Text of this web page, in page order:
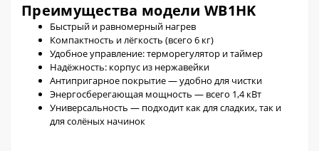
Преимущества модели WB1HK
Быстрый и равномерный нагрев
Компактность и лёгкость (всего 6 кг)
Удобное управление: терморегулятор и таймер
Надёжность: корпус из нержавейки
Антипригарное покрытие — удобно для чистки
Энергосберегающая мощность — всего 1,4 кВт
Универсальность — подходит как для сладких, так и
для солёных начинок